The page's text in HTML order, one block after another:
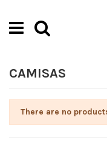
CAMISAS
There are no